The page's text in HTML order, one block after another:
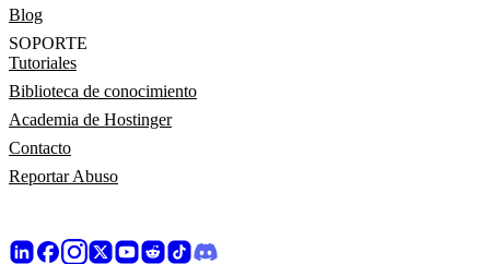
Blog
SOPORTE
Tutoriales
Biblioteca de conocimiento
Academia de Hostinger
Contacto
Reportar Abuso